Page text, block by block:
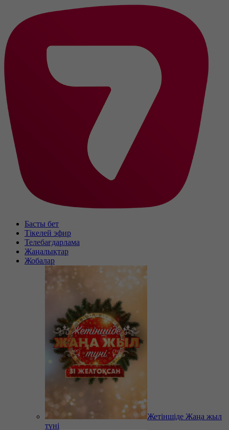
Басты бет
Тікелей эфир
Телебағдарлама
Жаңалықтар
Жобалар
Жетіншіде Жаңа жыл
түні